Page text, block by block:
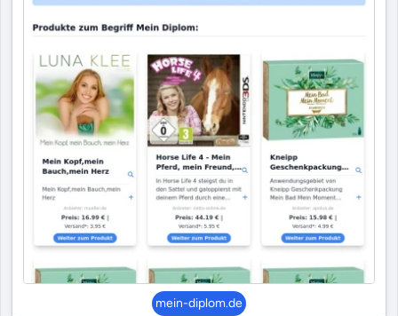
mein-diplom.de